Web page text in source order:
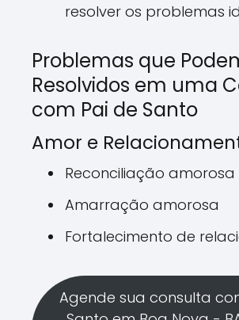
resolver os problemas
Problemas que
Resolvidos em uma
com Pai de Santo
Amor e
Reconciliação amorosa
Amarração amorosa
Fortalecimento de
Agende sua consulta